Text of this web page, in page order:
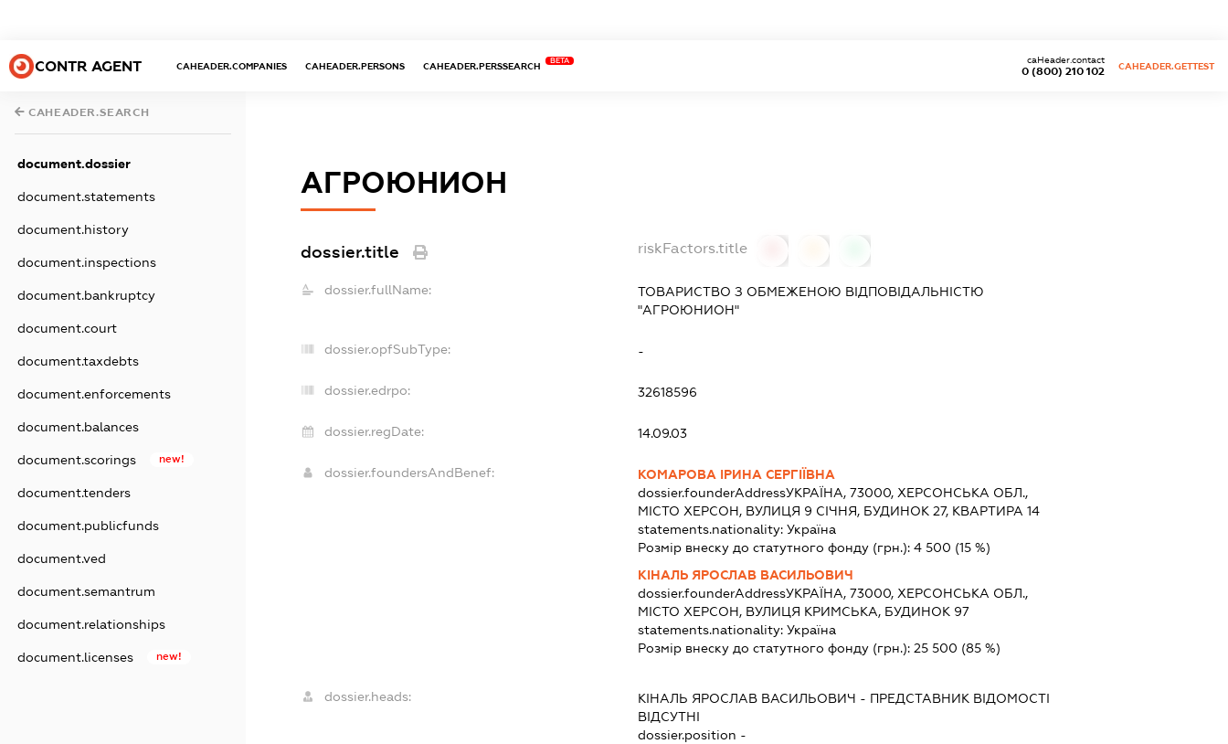
CONTR AGENT CAHEADER.COMPANIES CAHEADER.PERSONS CAHEADER.PERSSEARCH
BETA
0 (800) 210 102
caHeader.contact
CAHEADER.GETTEST
CAHEADER.SEARCH
document.dossier
document.statements
document.history
document.inspections
document.bankruptcy
document.court
document.taxdebts
document.enforcements
document.balances
document.scorings new!
document.tenders
document.publicfunds
document.ved
document.semantrum
document.relationships
document.licenses new!
АГРОЮНИОН
dossier.title riskFactors.title
dossier.fullName:
ТОВАРИСТВО З ОБМЕЖЕНОЮ ВІДПОВІДАЛЬНІСТЮ
"АГРОЮНИОН"
dossier.opfSubType: -
dossier.edrpo: 32618596
dossier.regDate: 14.09.03
dossier.foundersAndBenef:
КОМАРОВА ІРИНА СЕРГІЇВНА
dossier.founderAddressУКРАЇНА, 73000, ХЕРСОНСЬКА ОБЛ.,
МІСТО ХЕРСОН, ВУЛИЦЯ 9 СІЧНЯ, БУДИНОК 27, КВАРТИРА 14
statements.nationality:Україна
Розмір внеску до статутного фонду (грн.):4 500 (15 %)
КІНАЛЬ ЯРОСЛАВ ВАСИЛЬОВИЧ
dossier.founderAddressУКРАЇНА, 73000, ХЕРСОНСЬКА ОБЛ.,
МІСТО ХЕРСОН, ВУЛИЦЯ КРИМСЬКА, БУДИНОК 97
statements.nationality:Україна
Розмір внеску до статутного фонду (грн.):25 500 (85 %)
dossier.heads: КІНАЛЬ ЯРОСЛАВ ВАСИЛЬОВИЧ - ПРЕДСТАВНИК ВІДОМОСТІ
ВІДСУТНІ
dossier.position -